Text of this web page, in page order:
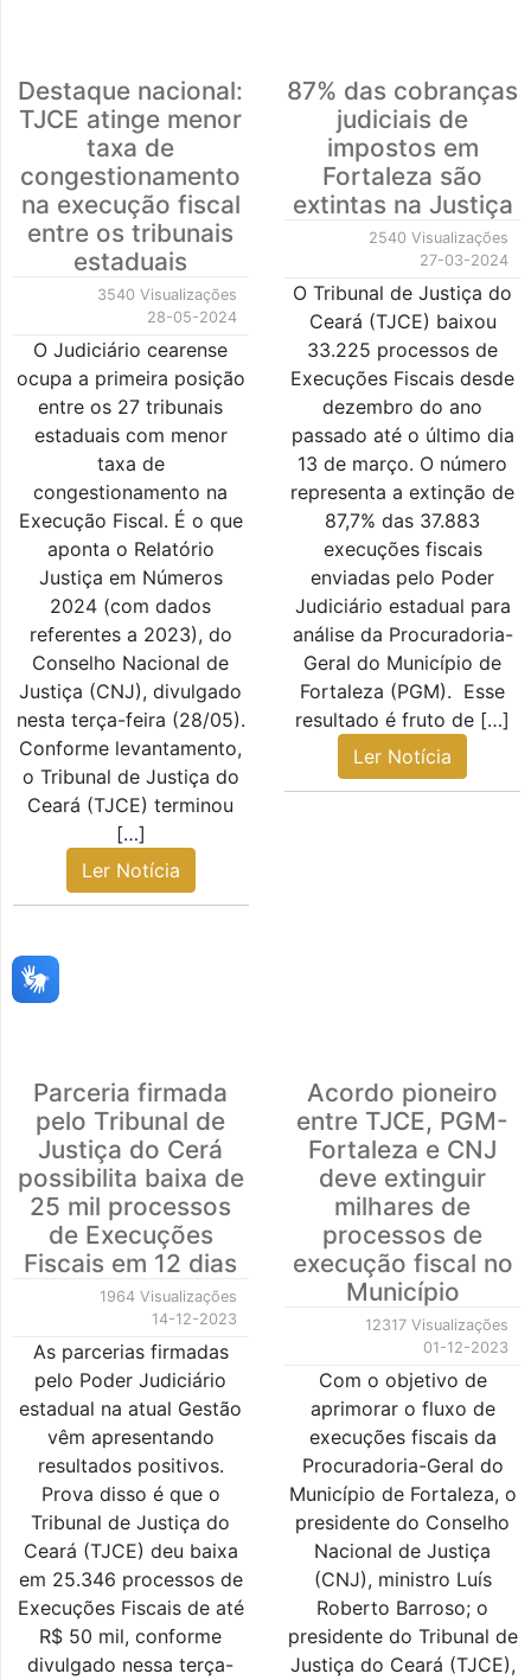
Destaque nacional:
TJCE atinge menor
taxa de
congestionamento
na execução fiscal
entre os tribunais
estaduais
3540 Visualizações
28-05-2024
O Judiciário cearense
ocupa a primeira posição
entre os 27 tribunais
estaduais com menor
taxa de
congestionamento na
Execução Fiscal. É o que
aponta o Relatório
Justiça em Números
2024 (com dados
referentes a 2023), do
Conselho Nacional de
Justiça (CNJ), divulgado
nesta terça-feira (28/05).
Conforme levantamento,
o Tribunal de Justiça do
Ceará (TJCE) terminou
[…]
Ler Notícia
87% das cobranças
judiciais de
impostos em
Fortaleza são
extintas na Justiça
2540 Visualizações
27-03-2024
O Tribunal de Justiça do
Ceará (TJCE) baixou
33.225 processos de
Execuções Fiscais desde
dezembro do ano
passado até o último dia
13 de março. O número
representa a extinção de
87,7% das 37.883
execuções fiscais
enviadas pelo Poder
Judiciário estadual para
análise da Procuradoria-
Geral do Município de
Fortaleza (PGM). Esse
resultado é fruto de […]
Ler Notícia
Parceria firmada
pelo Tribunal de
Justiça do Cerá
possibilita baixa de
25 mil processos
de Execuções
Fiscais em 12 dias
1964 Visualizações
14-12-2023
As parcerias firmadas
pelo Poder Judiciário
estadual na atual Gestão
vêm apresentando
resultados positivos.
Prova disso é que o
Tribunal de Justiça do
Ceará (TJCE) deu baixa
em 25.346 processos de
Execuções Fiscais de até
R$ 50 mil, conforme
divulgado nessa terça-
Acordo pioneiro
entre TJCE, PGM-
Fortaleza e CNJ
deve extinguir
milhares de
processos de
execução fiscal no
Município
12317 Visualizações
01-12-2023
Com o objetivo de
aprimorar o fluxo de
execuções fiscais da
Procuradoria-Geral do
Município de Fortaleza, o
presidente do Conselho
Nacional de Justiça
(CNJ), ministro Luís
Roberto Barroso; o
presidente do Tribunal de
Justiça do Ceará (TJCE),